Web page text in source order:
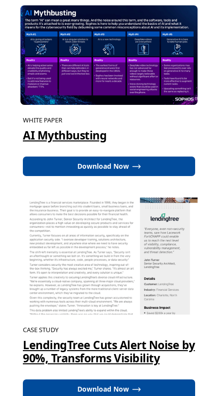
WHITE PAPER
AI Mythbusting
Download Now
CASE STUDY
LendingTree Cuts Alert Noise by
90%, Transforms Visibility
Download Now